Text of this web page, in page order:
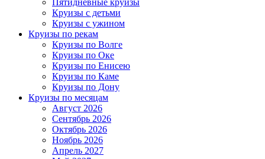
Пятидневные круизы
Круизы с детьми
Круизы с ужином
Круизы по рекам
Круизы по Волге
Круизы по Оке
Круизы по Енисею
Круизы по Каме
Круизы по Дону
Круизы по месяцам
Август 2026
Сентябрь 2026
Октябрь 2026
Ноябрь 2026
Апрель 2027